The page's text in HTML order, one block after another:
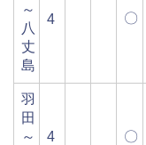
～
八
丈
島
4 〇
羽
田
～
4 〇